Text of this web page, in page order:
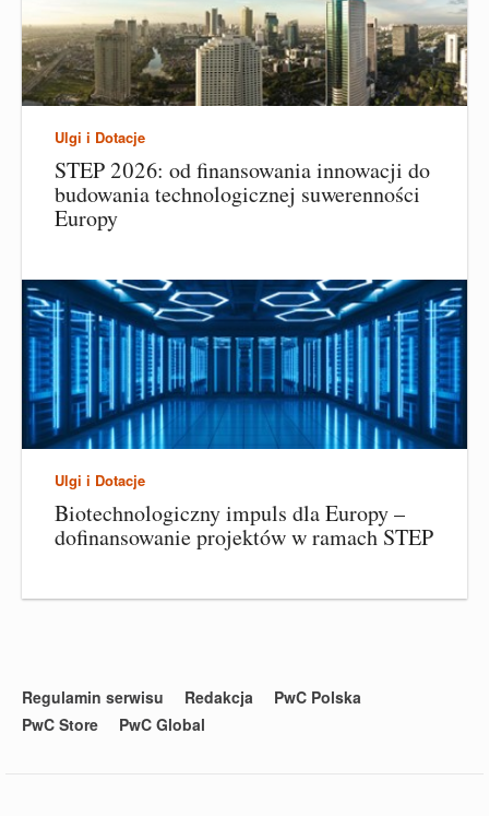
Ulgi i Dotacje
STEP 2026: od finansowania innowacji do
budowania technologicznej suwerenności
Europy
Ulgi i Dotacje
Biotechnologiczny impuls dla Europy –
dofinansowanie projektów w ramach STEP
Regulamin serwisu Redakcja
PwC Polska
PwC Store
PwC Global